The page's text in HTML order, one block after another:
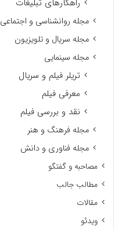
راهکارهای تبلیغات
مجله روانشناسی و اجتماعی
مجله سریال و تلویزیون
مجله سینمایی
تریلر فیلم و سریال
معرفی فیلم
نقد و بررسی فیلم
مجله فرهنگ و هنر
مجله فناوری و دانش
مصاحبه و گفتگو
مطالب جالب
مقالات
ویدئو